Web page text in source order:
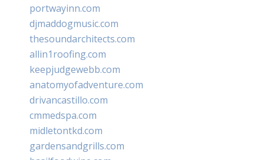
portwayinn.com
djmaddogmusic.com
thesoundarchitects.com
allin1roofing.com
keepjudgewebb.com
anatomyofadventure.com
drivancastillo.com
cmmedspa.com
midletontkd.com
gardensandgrills.com